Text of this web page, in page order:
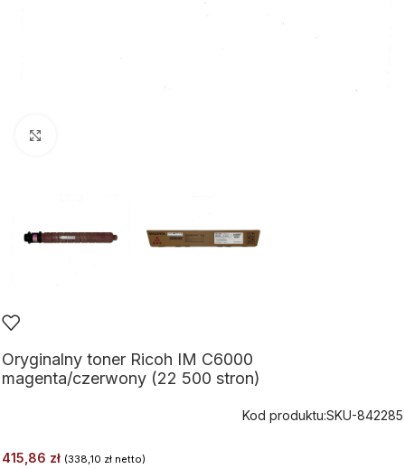
Oryginalny toner Ricoh IM C6000
magenta/czerwony (22 500 stron)
Kod produktu:SKU-842285
415,86 zł (338,10 zł netto)